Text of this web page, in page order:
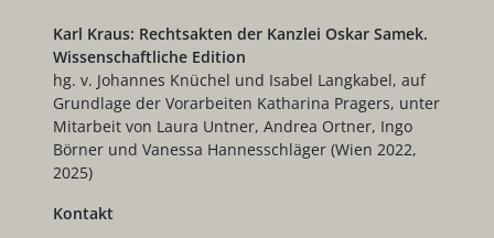
Karl Kraus: Rechtsakten der Kanzlei Oskar Samek.
Wissenschaftliche Edition
hg. v. Johannes Knüchel und Isabel Langkabel, auf
Grundlage der Vorarbeiten Katharina Pragers, unter
Mitarbeit von Laura Untner, Andrea Ortner, Ingo
Börner und Vanessa Hannesschläger (Wien 2022,
2025)
Kontakt